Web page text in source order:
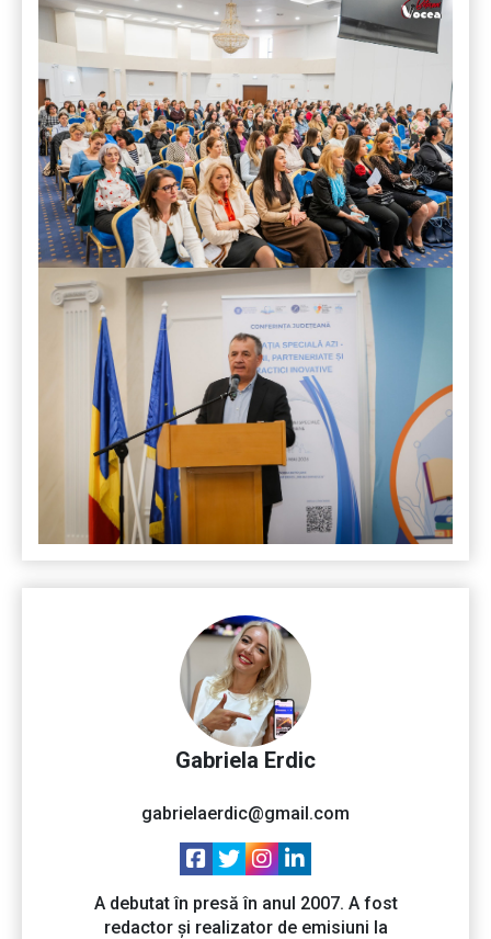
Gabriela Erdic
gabrielaerdic@gmail.com
A debutat în presă în anul 2007. A fost
redactor și realizator de emisiuni la